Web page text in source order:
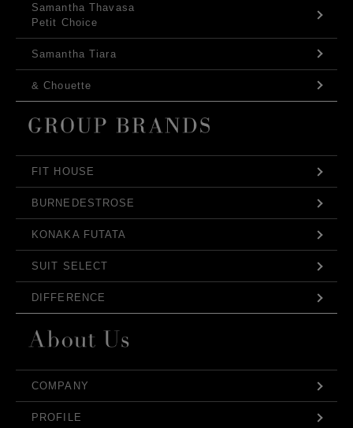
Samantha Thavasa
Petit Choice
Samantha Tiara
& Chouette
FIT HOUSE
BURNEDESTROSE
KONAKA FUTATA
SUIT SELECT
DIFFERENCE
COMPANY
PROFILE